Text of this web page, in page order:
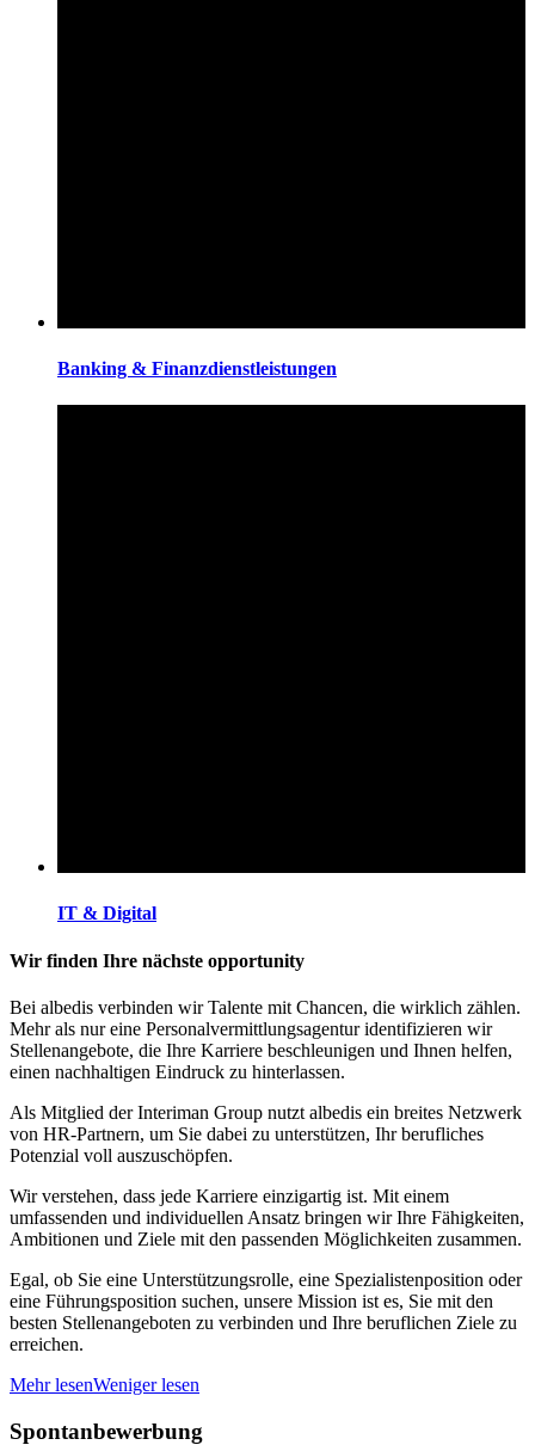
Banking & Finanzdienstleistungen
IT & Digital
Wir finden Ihre nächste opportunity
Bei albedis verbinden wir Talente mit Chancen, die wirklich zählen.
Mehr als nur eine Personalvermittlungsagentur identifizieren wir
Stellenangebote, die Ihre Karriere beschleunigen und Ihnen helfen,
einen nachhaltigen Eindruck zu hinterlassen.
Als Mitglied der Interiman Group nutzt albedis ein breites Netzwerk
von HR-Partnern, um Sie dabei zu unterstützen, Ihr berufliches
Potenzial voll auszuschöpfen.
Wir verstehen, dass jede Karriere einzigartig ist. Mit einem
umfassenden und individuellen Ansatz bringen wir Ihre Fähigkeiten,
Ambitionen und Ziele mit den passenden Möglichkeiten zusammen.
Egal, ob Sie eine Unterstützungsrolle, eine Spezialistenposition oder
eine Führungsposition suchen, unsere Mission ist es, Sie mit den
besten Stellenangeboten zu verbinden und Ihre beruflichen Ziele zu
erreichen.
Mehr lesenWeniger lesen
Spontanbewerbung